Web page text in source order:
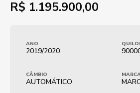
R$ 1.195.900,00
ANO
2019/2020
CÂMBIO
AUTOMÁTICO